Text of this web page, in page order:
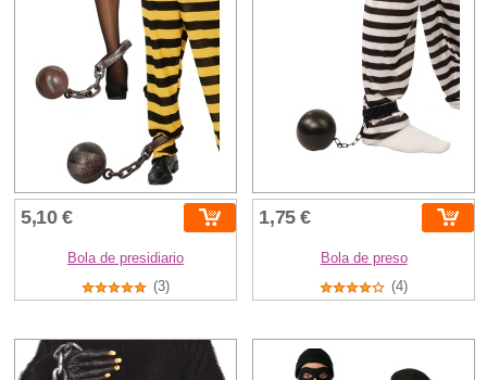
5,10 €
Bola de presidiario
(3)
1,75 €
Bola de preso
(4)